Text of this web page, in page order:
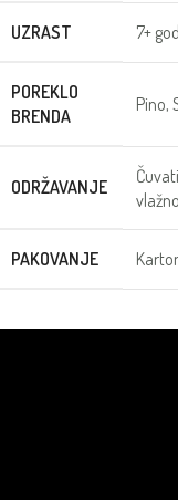
UZRAST 7+
POREKLO
BRENDA
Pino,
ODRŽAVANJE
PAKOVANJE